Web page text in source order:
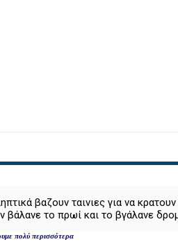
βαζουν ταινιες για να
βάλανε το πρωί και το βγάλανε
πολύ περισσότερα